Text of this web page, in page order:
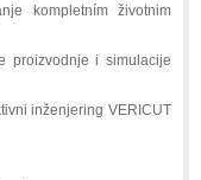
kompletním životnim
proizvodnje i simulacije
inženjering VERICUT